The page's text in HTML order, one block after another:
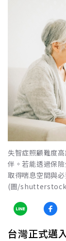
失智症照顧難度
伴。若能透過保
取得喘息空間與
(圖/
台灣正式邁